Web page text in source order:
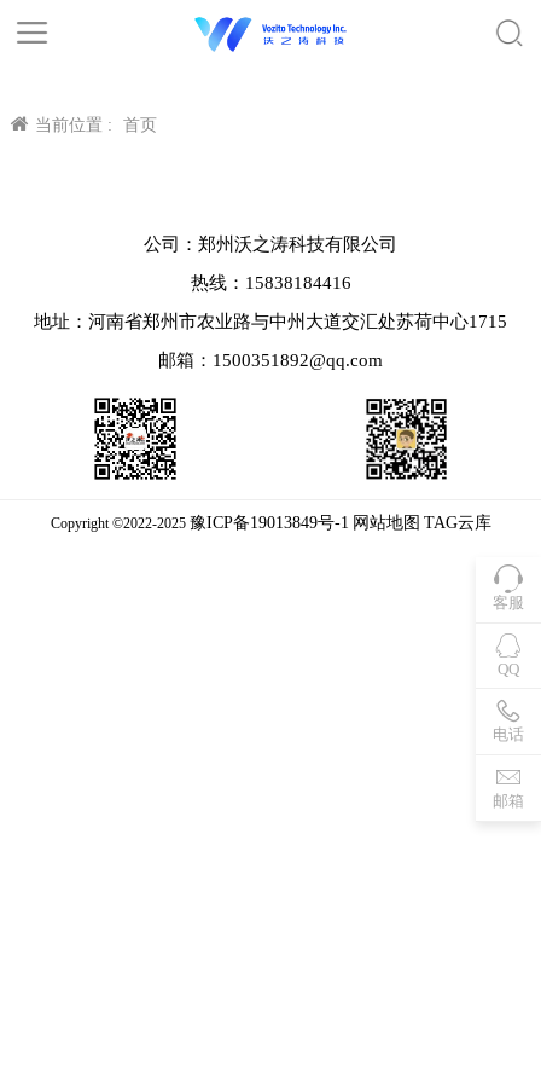
当前位置 : 首页
客服
QQ
电话
邮箱
公司：郑州沃之涛科技有限公司
热线：15838184416
地址：河南省郑州市农业路与中州大道交汇处苏荷中心1715
邮箱：1500351892@qq.com
Copyright ©2022-2025 豫ICP备19013849号-1 网站地图 TAG云库